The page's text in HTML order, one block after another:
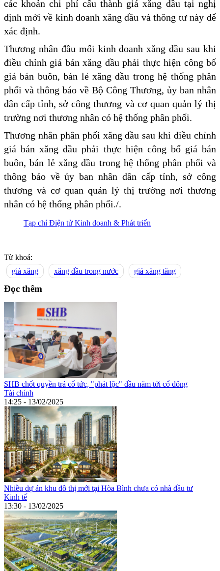
các khoản chi phí cấu thành giá xăng dầu tại nghị
định mới về kinh doanh xăng dầu và thông tư này để
xác định.
Thương nhân đầu mối kinh doanh xăng dầu sau khi
điều chỉnh giá bán xăng dầu phải thực hiện công bố
giá bán buôn, bán lẻ xăng dầu trong hệ thống phân
phối và thông báo về Bộ Công Thương, ủy ban nhân
dân cấp tỉnh, sở công thương và cơ quan quản lý thị
trường nơi thương nhân có hệ thống phân phối.
Thương nhân phân phối xăng dầu sau khi điều chỉnh
giá bán xăng dầu phải thực hiện công bố giá bán
buôn, bán lẻ xăng dầu trong hệ thống phân phối và
thông báo về ủy ban nhân dân cấp tỉnh, sở công
thương và cơ quan quản lý thị trường nơi thương
nhân có hệ thống phân phối./.
Tạp chí Điện tử Kinh doanh & Phát triển
Từ khoá:
giá xăng
xăng dầu trong nước giá xăng tăng
Đọc thêm
SHB chốt quyền trả cổ tức, "phát lộc" đầu năm tới cổ đông
Tài chính
14:25 - 13/02/2025
Nhiều dự án khu đô thị mới tại Hòa Bình chưa có nhà đầu tư
Kinh tế
13:30 - 13/02/2025